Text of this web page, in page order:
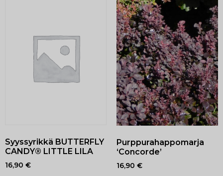
Syyssyrikkä BUTTERFLY
CANDY® LITTLE LILA
16,90 €
Purppurahappomarja
‘Concorde’
16,90 €